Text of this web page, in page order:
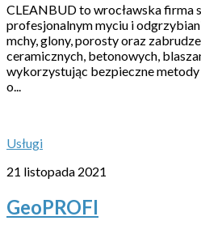
CLEANBUD to wrocławska firma
profesjonalnym myciu i
mchy, glony, porosty oraz
ceramicznych, betonowych,
wykorzystując bezpieczne
o...
Usługi
21 listopada 2021
GeoPROFI